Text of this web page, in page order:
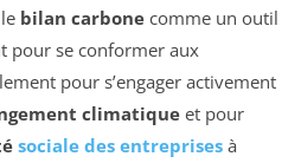
bilan carbone comme un outil
pour se conformer aux
pour s’engager activement
climatique et pour
sociale des entreprises à